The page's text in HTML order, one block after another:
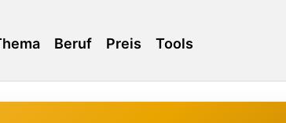
Beruf Preis Tools